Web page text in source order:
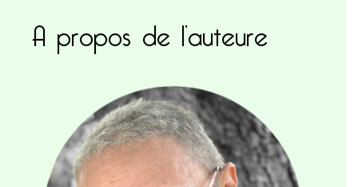
A propos de l’auteure